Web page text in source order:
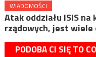
WIADOMOŚCI
Atak oddziału ISIS
rządowych, jest
PODOBA CI SIĘ TO